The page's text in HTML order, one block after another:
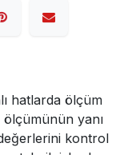
hatlarda ölçüm
ölçümünün yanı
kontrol